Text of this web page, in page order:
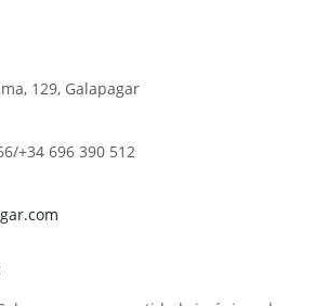
129, Galapagar
+34 696 390 512